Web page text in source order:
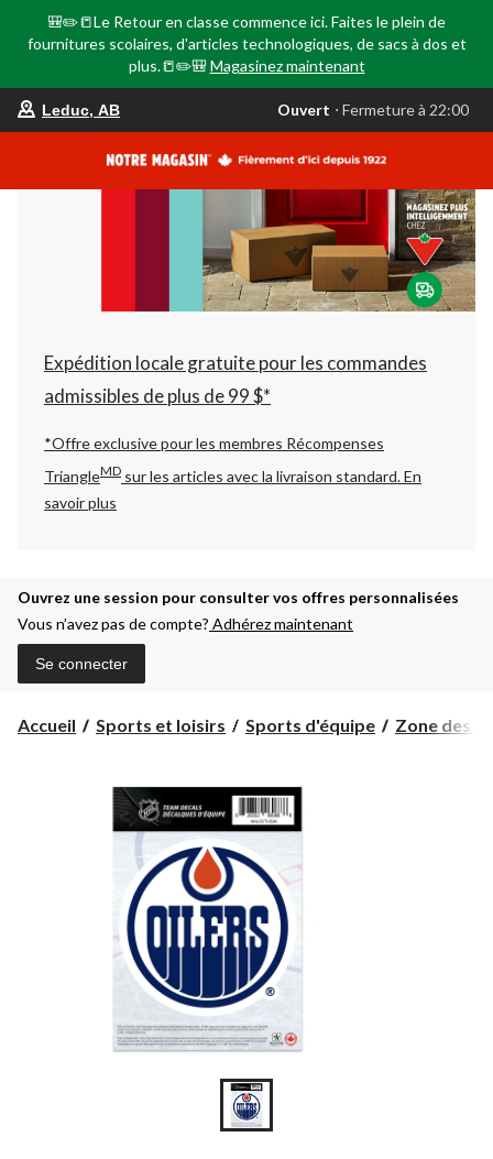
🎒✏️📒Le Retour en classe commence ici. Faites le plein de
fournitures scolaires, d'articles technologiques, de sacs à dos et
plus.📒✏️🎒 Magasinez maintenant
votre
est
AB,
Ouvert,
Fermeture
à
22:00
changer
Leduc, AB Ouvert ⋅ Fermeture à 22:00
Expédition locale gratuite pour les commandes
admissibles de plus de 99 $*
*Offre exclusive pour les membres Récompenses
TriangleMD sur les articles avec la livraison standard.En
savoir plus
Ouvrez une session pour consulter vos offres personnalisées
Vous n’avez pas de compte? Adhérez maintenant
Se connecter
Accueil Sports et loisirs Sports d'équipe Zone des